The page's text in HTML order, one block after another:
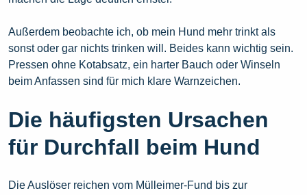
Außerdem beobachte ich, ob mein Hund mehr trinkt als
sonst oder gar nichts trinken will. Beides kann wichtig sein.
Pressen ohne Kotabsatz, ein harter Bauch oder Winseln
beim Anfassen sind für mich klare Warnzeichen.
Die häufigsten Ursachen
für Durchfall beim Hund
Die Auslöser reichen vom Mülleimer-Fund bis zur